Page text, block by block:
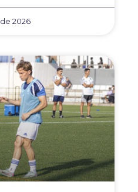
2026